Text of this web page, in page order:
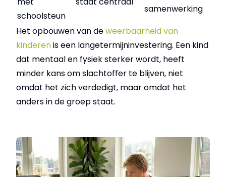
schoolsteun
samenwerking
Het opbouwen van deweerbaarheid van
kinderenis een langetermijninvestering. Een kind
dat mentaal en fysiek sterker wordt, heeft
minder kans om slachtoffer te blijven, niet
omdat het zich verdedigt, maar omdat het
anders in de groep staat.